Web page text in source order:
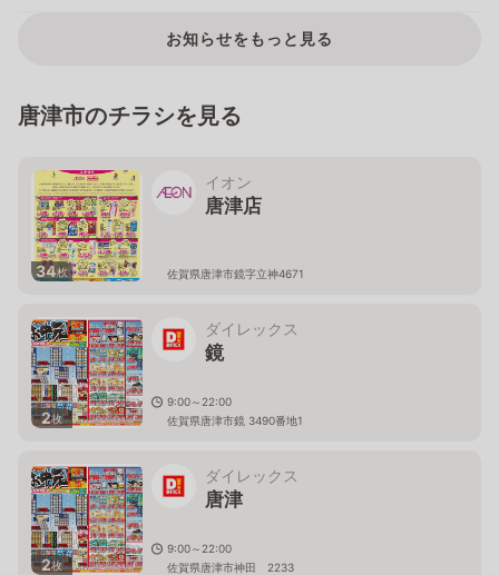
お知らせをもっと見る
唐津市のチラシを見る
34枚
イオン
唐津店
佐賀県唐津市鏡字立神4671
2枚
ダイレックス
鏡
9:00～22:00
佐賀県唐津市鏡 3490番地1
2枚
ダイレックス
唐津
9:00～22:00
佐賀県唐津市神田 2233